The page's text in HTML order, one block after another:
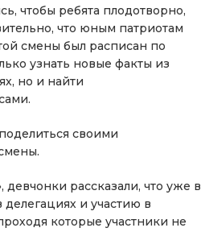
чтобы ребята плодотворно,
что юным патриотам
смены был расписан по
узнать новые факты из
но и найти
своими
рассказали, что уже в
и участию в
которые участники не